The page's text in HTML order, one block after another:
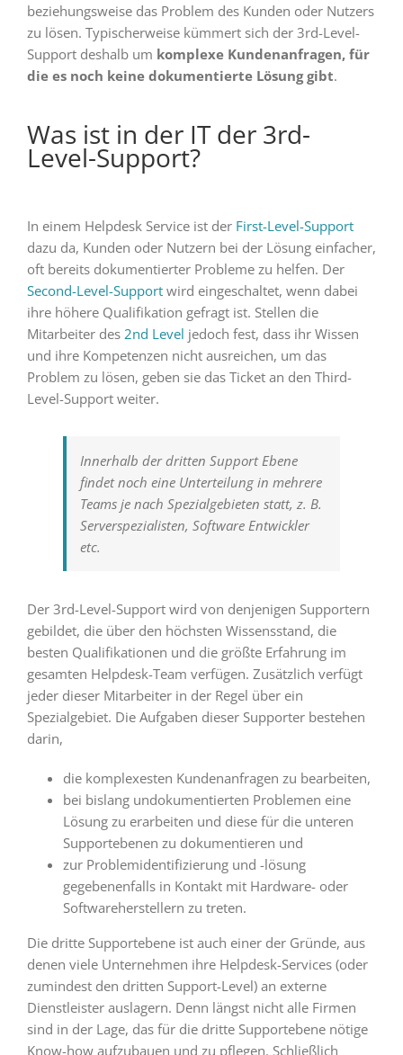
beziehungsweise das Problem des Kunden oder Nutzers
zu lösen. Typischerweise kümmert sich der 3rd-Level-
Support deshalb um komplexe Kundenanfragen, für
die es noch keine dokumentierte Lösung gibt.
Was ist in der IT der 3rd-
Level-Support?
In einem Helpdesk Service ist der First-Level-Support
dazu da, Kunden oder Nutzern bei der Lösung einfacher,
oft bereits dokumentierter Probleme zu helfen. Der
Second-Level-Supportwird eingeschaltet, wenn dabei
ihre höhere Qualifikation gefragt ist. Stellen die
Mitarbeiter des 2nd Level jedoch fest, dass ihr Wissen
und ihre Kompetenzen nicht ausreichen, um das
Problem zu lösen, geben sie das Ticket an den Third-
Level-Support weiter.
Innerhalb der dritten Support Ebene
findet noch eine Unterteilung in mehrere
Teams je nach Spezialgebieten statt, z. B.
Serverspezialisten, Software Entwickler
etc.
Der 3rd-Level-Support wird von denjenigen Supportern
gebildet, die über den höchsten Wissensstand, die
besten Qualifikationen und die größte Erfahrung im
gesamten Helpdesk-Team verfügen. Zusätzlich verfügt
jeder dieser Mitarbeiter in der Regel über ein
Spezialgebiet. Die Aufgaben dieser Supporter bestehen
darin,
die komplexesten Kundenanfragen zu bearbeiten,
bei bislang undokumentierten Problemen eine
Lösung zu erarbeiten und diese für die unteren
Supportebenen zu dokumentieren und
zur Problemidentifizierung und -lösung
gegebenenfalls in Kontakt mit Hardware- oder
Softwareherstellern zu treten.
Die dritte Supportebene ist auch einer der Gründe, aus
denen viele Unternehmen ihre Helpdesk-Services (oder
zumindest den dritten Support-Level) an externe
Dienstleister auslagern. Denn längst nicht alle Firmen
sind in der Lage, das für die dritte Supportebene nötige
Know-how aufzubauen und zu pflegen. Schließlich